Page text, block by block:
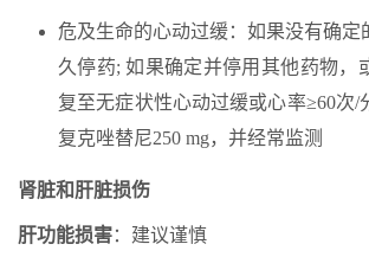
危及生命的心动过缓：如果没有确定
久停药; 如果确定并停用其他药物，
复至无症状性心动过缓或心率≥60次/
复克唑替尼250 mg，并经常监测
肾脏和肝脏损伤
肝功能损害：建议谨慎